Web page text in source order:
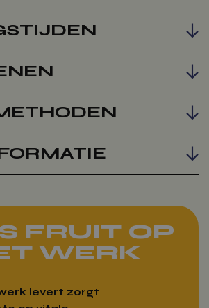
FRUIT OP
WERK
levert zorgt